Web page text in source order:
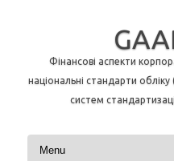
Фінансові аспекти
національні стандарти
систем
Перейти до контенту